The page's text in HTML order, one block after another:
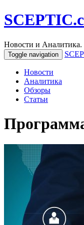
Новости и Аналитика.
Toggle navigation
Новости
Аналитика
Обзоры
Статьи